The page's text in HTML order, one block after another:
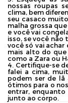
nossas roupas
clima, bem
seu casaco
malha grossa
e você vai
isso, se você não
você só vai
mais alto do
como a Zara ou
4. Certifique-se
falei a cima,
podem ser de
ótimos para o
entrar,
junto ao corpo.